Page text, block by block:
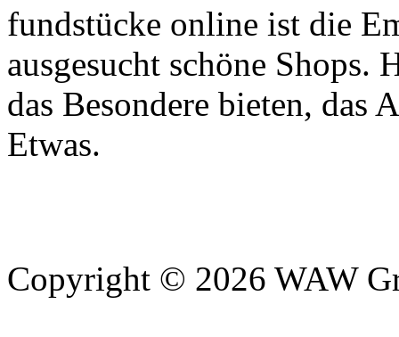
fundstücke online ist die
ausgesucht schöne Shops.
das Besondere bieten, das
Etwas.
Copyright © 2026 WAW